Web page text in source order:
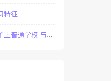
特征
学校 与社会“融合”